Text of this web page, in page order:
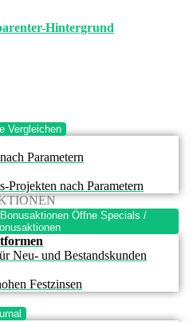
Vergleichen
Parametern
Projekten nach Parametern
Öffne Specials /
Neu- und Bestandskunden
Festzinsen